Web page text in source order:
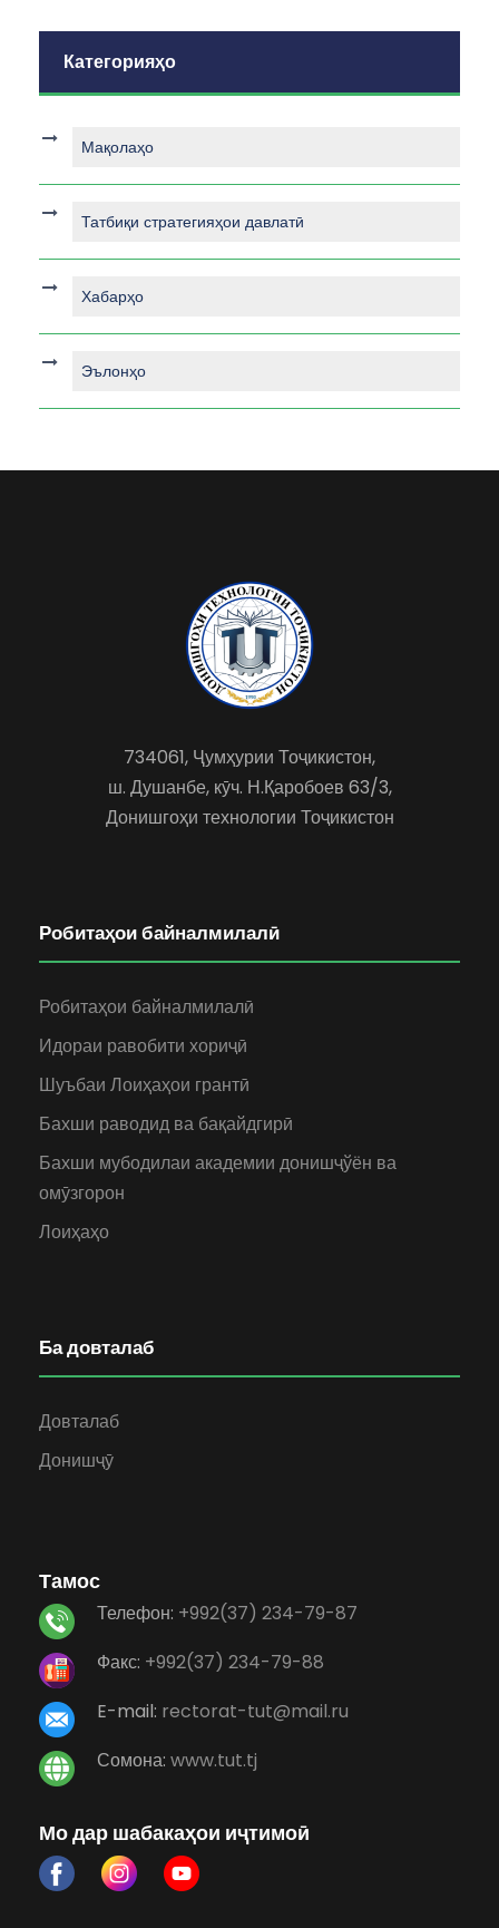
Категорияҳо
Мақолаҳо
Татбиқи стратегияҳои давлатӣ
Хабарҳо
Эълонҳо
734061, Ҷумҳурии Тоҷикистон,
ш. Душанбе, кӯч. Н.Қаробоев 63/3,
Донишгоҳи технологии Тоҷикистон
Робитаҳои байналмилалӣ
Робитаҳои байналмилалӣ
Идораи равобити хориҷӣ
Шуъбаи Лоиҳаҳои грантӣ
Бахши раводид ва бақайдгирӣ
Бахши мубодилаи академии донишҷўён ва
омӯзгорон
Лоиҳаҳо
Ба довталаб
Довталаб
Донишҷӯ
Тамос
Телефон: +992(37) 234-79-87
Факс: +992(37) 234-79-88
E-mail: rectorat-tut@mail.ru
Сомона: www.tut.tj
Мо дар шабакаҳои иҷтимоӣ